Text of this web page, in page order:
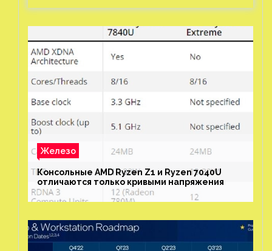
Железо
Консольные AMD Ryzen Z1 и Ryzen 7040U
отличаются только кривыми напряжения